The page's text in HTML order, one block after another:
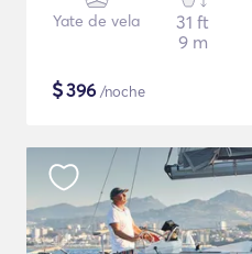
Yate de vela
31 ft
9 m
$396 /noche